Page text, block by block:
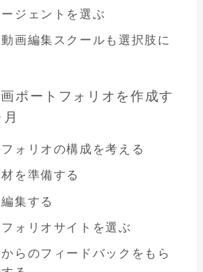
ジェントを選ぶ
画編集スクールも選択肢に
ポートフォリオを作成す
ォリオの構成を考える
を準備する
集する
ォリオサイトを選ぶ
らのフィードバックをもら